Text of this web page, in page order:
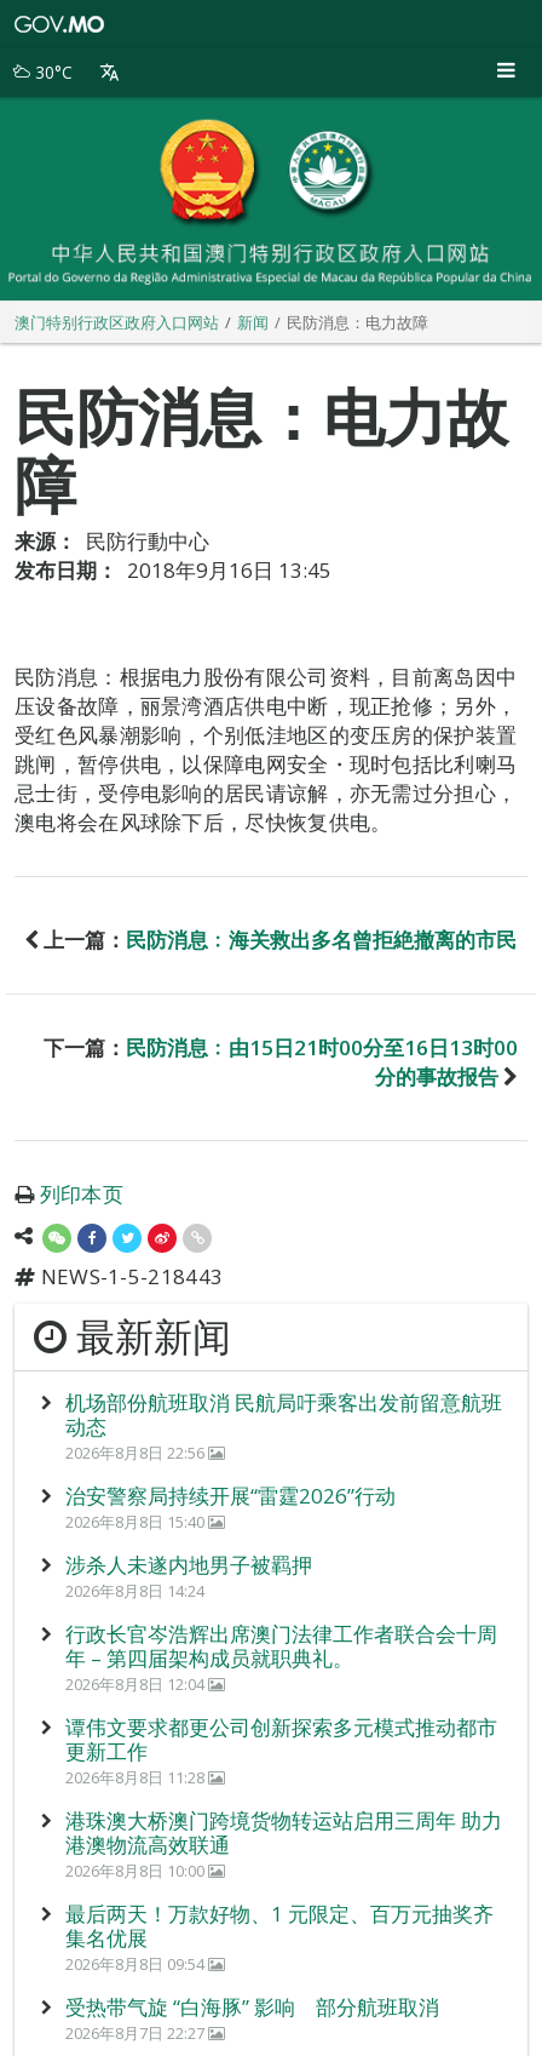
别
30°C
澳门特别行政区政府入口网站 新闻 民防消息：电力故障
民防消息：电力故
障
来源：
民防行動中心
发布日期：
2018年9月16日 13:45
民防消息：根据电力股份有限公司资料，目前离岛因中
压设备故障，丽景湾酒店供电中断，现正抢修；另外，
受红色风暴潮影响，个别低洼地区的变压房的保护装置
跳闸，暂停供电，以保障电网安全・现时包括比利喇马
忌士街，受停电影响的居民请谅解，亦无需过分担心，
澳电将会在风球除下后，尽快恢复供电。
上一篇： 民防消息﹕海关救出多名曾拒絶撤离的市民
下一篇： 民防消息﹕由15日21时00分至16日13时00
分的事故报告
列印本页
NEWS-1-5-218443
最新新闻
机场部份航班取消 民航局吁乘客出发前留意航班
动态
2026年8月8日 22:56
治安警察局持续开展“雷霆2026”行动
2026年8月8日 15:40
涉杀人未遂内地男子被羁押
2026年8月8日 14:24
行政长官岑浩辉出席澳门法律工作者联合会十周
年 – 第四届架构成员就职典礼。
2026年8月8日 12:04
谭伟文要求都更公司创新探索多元模式推动都市
更新工作
2026年8月8日 11:28
港珠澳大桥澳门跨境货物转运站启用三周年 助力
港澳物流高效联通
2026年8月8日 10:00
最后两天！万款好物、1 元限定、百万元抽奖齐
集名优展
2026年8月8日 09:54
受热带气旋 “白海豚” 影响 部分航班取消
2026年8月7日 22:27